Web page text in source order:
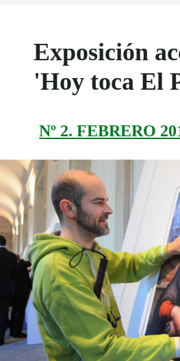
Exposición
'Hoy toca El
Nº 2. FEBRERO